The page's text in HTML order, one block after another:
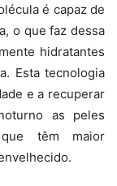
é capaz de
o que faz dessa
hidratantes
Esta tecnologia
e a recuperar
as peles
que têm maior